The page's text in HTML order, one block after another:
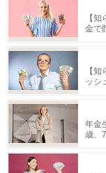
【
金で
【
ッシ
年金
歳、